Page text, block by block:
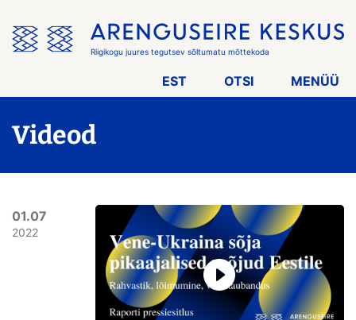
menüü
vahele
Riigikogu juures tegutsev sõltumatu mõttekoda
EST OTSI MENÜÜ
Videod
01.07
2022